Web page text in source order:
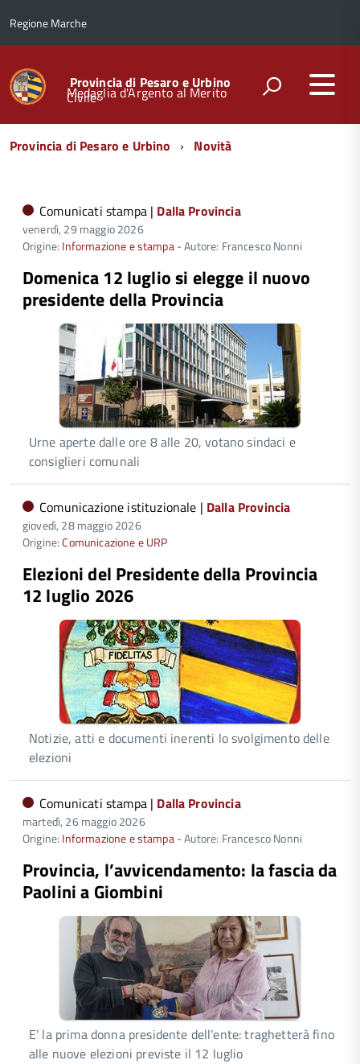
Regione Marche
Provincia di Pesaro e Urbino
Medaglia d'Argento al Merito
Civile
Menu
diProvincia di Pesaro e Urbino Novità
Comunicati stampa | Dalla Provincia
venerdì, 29 maggio 2026
Origine: Informazione e stampa- Autore: Francesco Nonni
Domenica 12 luglio si elegge il nuovo
presidente della Provincia
Urne aperte dalle ore 8 alle 20, votano sindaci e
consiglieri comunali
Comunicazione istituzionale | Dalla Provincia
giovedì, 28 maggio 2026
Origine:Comunicazione e URP
Elezioni del Presidente della Provincia
12 luglio 2026
Notizie, atti e documenti inerenti lo svolgimento delle
elezioni
Comunicati stampa | Dalla Provincia
martedì, 26 maggio 2026
Origine: Informazione e stampa- Autore: Francesco Nonni
Provincia, l’avvicendamento: la fascia da
Paolini a Giombini
E’ la prima donna presidente dell’ente: traghetterà fino
alle nuove elezioni previste il 12 luglio